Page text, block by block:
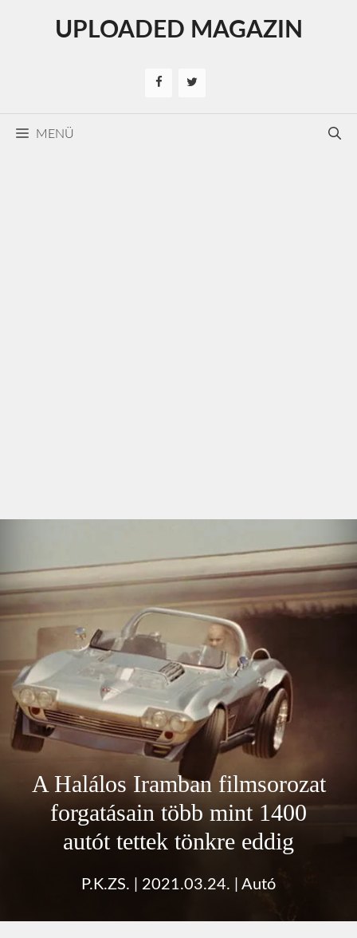
UPLOADED MAGAZIN
MENÜ
A Halálos Iramban filmsorozat
forgatásain több mint 1400
autót tettek tönkre eddig
P.K.ZS. 2021.03.24. Autó